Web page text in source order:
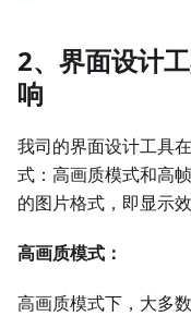
2、界面设计
响
我司的界面设计工具
式：高画质模式和高
的图片格式，即显示效
高画质模式：
高画质模式下，大多